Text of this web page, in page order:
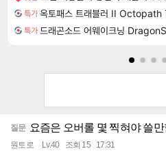
특가
특가
질문 요즘은 오버롤 몇 찍혀야 쓸
원토로 Lv.40 조회 15 17:31